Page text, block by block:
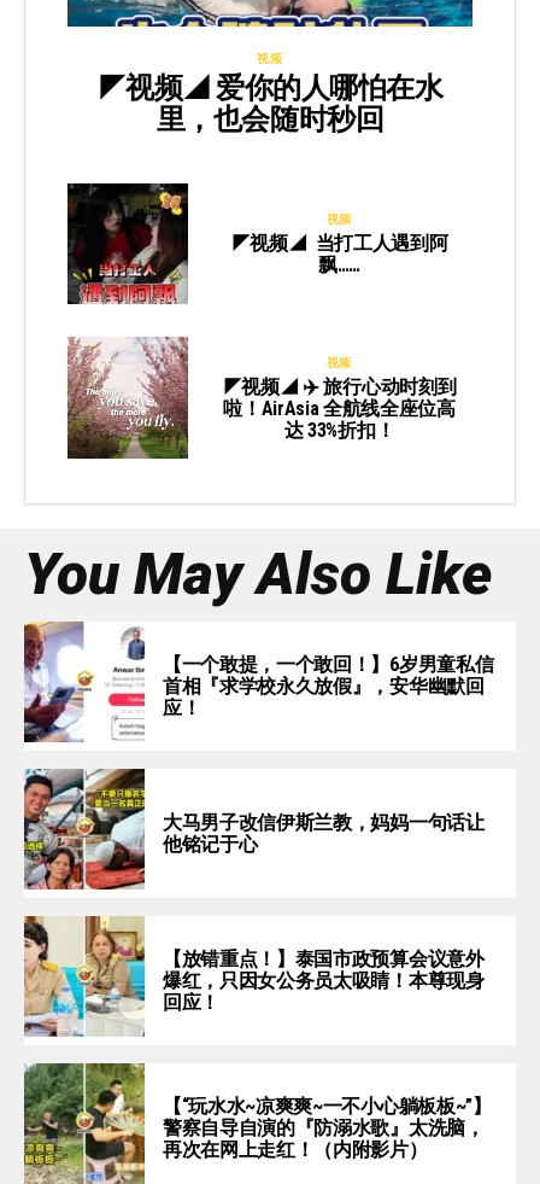
视频
◤视频◢ 爱你的人哪怕在水
里，也会随时秒回
视频
◤视频◢ 当打工人遇到阿
飘……
视频
◤视频◢ ✈️ 旅行心动时刻到
啦！AirAsia 全航线全座位高
达 33%折扣！
You May Also Like
【一个敢提，一个敢回！】6岁男童私信
首相『求学校永久放假』，安华幽默回
应！
大马男子改信伊斯兰教，妈妈一句话让
他铭记于心
【放错重点！】泰国市政预算会议意外
爆红，只因女公务员太吸睛！本尊现身
回应！
【“玩水水~凉爽爽~一不小心躺板板~”】
警察自导自演的『防溺水歌』太洗脑，
再次在网上走红！（内附影片）